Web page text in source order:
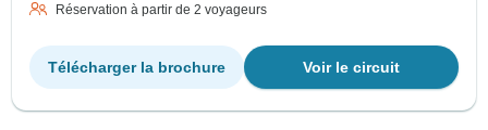
Réservation à partir de 2 voyageurs
Voir le circuit
Télécharger la brochure